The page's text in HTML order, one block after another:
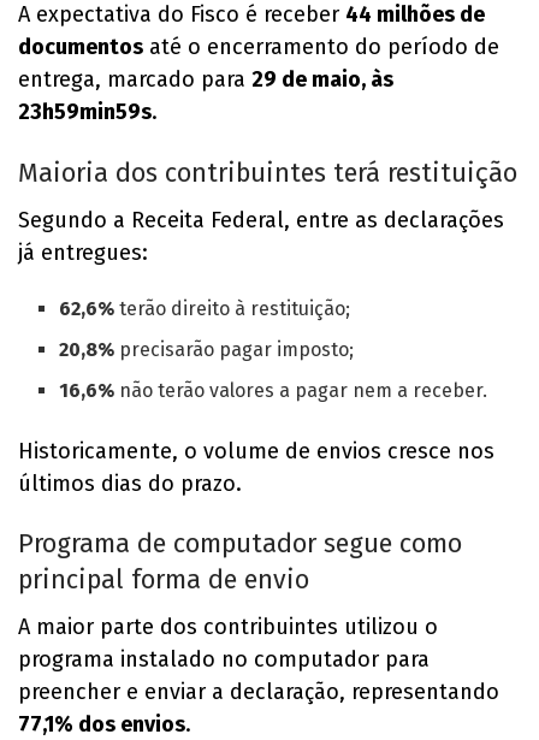
A expectativa do Fisco é receber 44 milhões de
documentos até o encerramento do período de
entrega, marcado para 29 de maio, às
23h59min59s.
Maioria dos contribuintes terá restituição
Segundo a Receita Federal, entre as declarações
já entregues:
62,6% terão direito à restituição;
20,8% precisarão pagar imposto;
16,6% não terão valores a pagar nem a receber.
Historicamente, o volume de envios cresce nos
últimos dias do prazo.
Programa de computador segue como
principal forma de envio
A maior parte dos contribuintes utilizou o
programa instalado no computador para
preencher e enviar a declaração, representando
77,1% dos envios.